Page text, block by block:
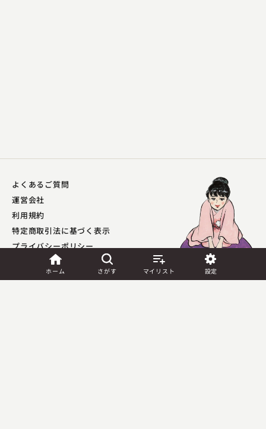
ホーム さがす マイリスト 設定
よくあるご質問
運営会社
利用規約
特定商取引法に基づく表示
プライバシーポリシー​
外部送信ポリシー